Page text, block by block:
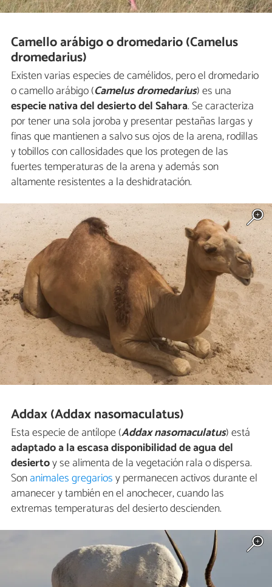
Camello arábigo o dromedario (Camelus
dromedarius)
Existen varias especies de camélidos, pero el dromedario
o camello arábigo (Camelus dromedarius) es una
especie nativa del desierto del Sahara. Se caracteriza
por tener una sola joroba y presentar pestañas largas y
finas que mantienen a salvo sus ojos de la arena, rodillas
y tobillos con callosidades que los protegen de las
fuertes temperaturas de la arena y además son
altamente resistentes a la deshidratación.
Addax (Addax nasomaculatus)
Esta especie de antílope (Addax nasomaculatus) está
adaptado a la escasa disponibilidad de agua del
desiertoy se alimenta de la vegetación rala o dispersa.
Sonanimales gregariosy permanecen activos durante el
amanecer y también en el anochecer, cuando las
extremas temperaturas del desierto descienden.